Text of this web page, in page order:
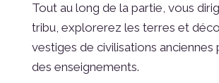
Tout au long de la partie, vous
tribu, explorerez les terres et
vestiges de civilisations anciennes
des enseignements.